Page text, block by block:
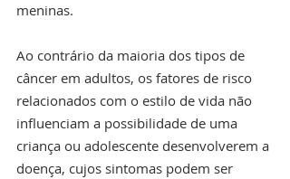
meninas.
Ao contrário da maioria dos tipos de
câncer em adultos, os fatores de risco
relacionados com o estilo de vida não
influenciam a possibilidade de uma
criança ou adolescente desenvolverem a
doença, cujos sintomas podem ser